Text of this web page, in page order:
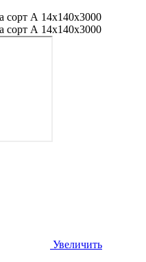
Увеличить